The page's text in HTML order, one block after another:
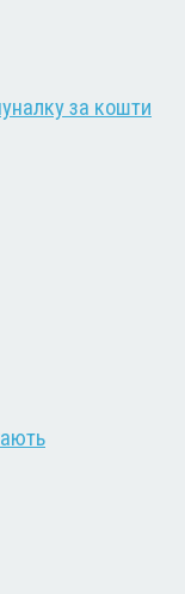
за кошти